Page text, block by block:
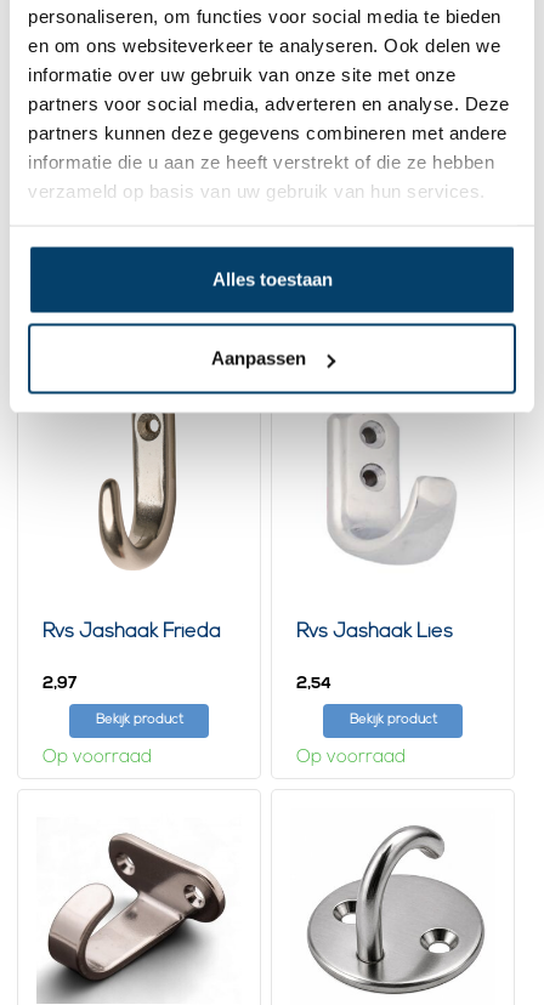
personaliseren, om functies voor social media te bieden
en om ons websiteverkeer te analyseren. Ook delen we
informatie over uw gebruik van onze site met onze
partners voor social media, adverteren en analyse. Deze
partners kunnen deze gegevens combineren met andere
informatie die u aan ze heeft verstrekt of die ze hebben
verzameld op basis van uw gebruik van hun services.
Alles toestaan
Aanpassen
A4 kwaliteit - dubbel gaats
0 klantbeoordelingen
Gerelateerde producten
Rvs Jashaak Frieda
2,97
Bekijk product
Op voorraad
Rvs Jashaak Lies
2,54
Bekijk product
Op voorraad